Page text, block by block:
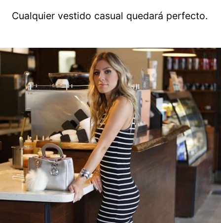
Cualquier vestido casual quedará perfecto.